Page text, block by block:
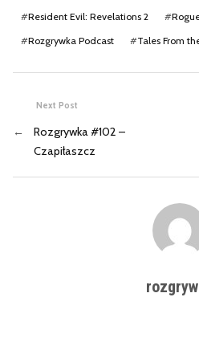
#Resident Evil: Revelations 2 #
#Rozgrywka Podcast #Tales From
Next Post
←
Rozgrywka #102 –
Czapiłaszcz